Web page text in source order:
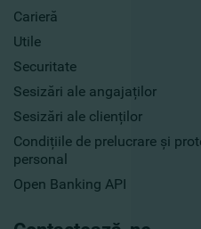
Carieră
Utile
Securitate
Sesizări ale angajaților
Sesizări ale clienților
Condițiile de prelucrare și
personal
Open Banking API